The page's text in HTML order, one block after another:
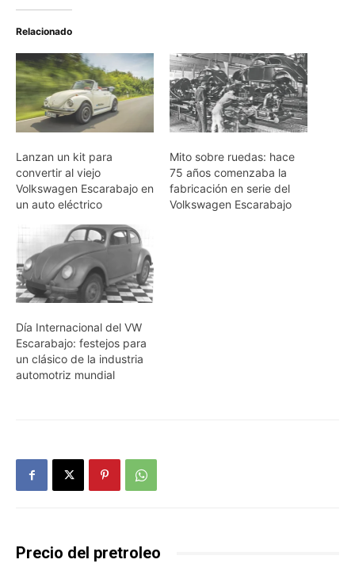
Relacionado
Lanzan un kit para
convertir al viejo
Volkswagen Escarabajo en
un auto eléctrico
Mito sobre ruedas: hace
75 años comenzaba la
fabricación en serie del
Volkswagen Escarabajo
Día Internacional del VW
Escarabajo: festejos para
un clásico de la industria
automotriz mundial
Precio del pretroleo